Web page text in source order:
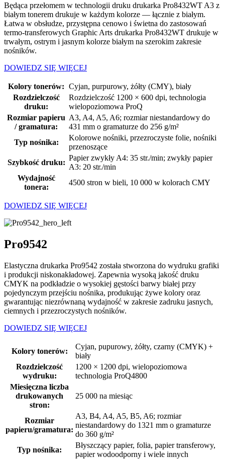
Będąca przełomem w technologii druku drukarka Pro8432WT A3 z
białym tonerem drukuje w każdym kolorze — łącznie z białym.
Łatwa w obsłudze, przystępna cenowo i świetna do zastosowań
termo-transferowych Graphic Arts drukarka Pro8432WT drukuje w
trwałym, ostrym i jasnym kolorze białym na szerokim zakresie
nośników.
DOWIEDZ SIĘ WIĘCEJ
Kolory tonerów: Cyjan, purpurowy, żółty (CMY), biały
Rozdzielczość
druku:
Rozdzielczość 1200 × 600 dpi, technologia
wielopoziomowa ProQ
Rozmiar papieru
/ gramatura:
A3, A4, A5, A6; rozmiar niestandardowy do
431 mm o gramaturze do 256 g/m²
Typ nośnika:
Kolorowe nośniki, przezroczyste folie, nośniki
przenoszące
Szybkość druku:
Papier zwykły A4: 35 str./min; zwykły papier
A3: 20 str./min
Wydajność
tonera:
4500 stron w bieli, 10 000 w kolorach CMY
DOWIEDZ SIĘ WIĘCEJ
Pro9542
Elastyczna drukarka Pro9542 została stworzona do wydruku grafiki
i produkcji niskonakładowej. Zapewnia wysoką jakość druku
CMYK na podkładzie o wysokiej gęstości barwy białej przy
pojedynczym przejściu nośnika, produkując żywe kolory oraz
gwarantując niezrównaną wydajność w zakresie zadruku jasnych,
ciemnych i przezroczystych nośników.
DOWIEDZ SIĘ WIĘCEJ
Kolory tonerów:
Cyjan, pupurowy, żółty, czarny (CMYK) +
biały
Rozdzielczość
wydruku:
1200 × 1200 dpi, wielopoziomowa
technologia ProQ4800
Miesięczna liczba
drukowanych
stron:
25 000 na miesiąc
Rozmiar
papieru/gramatura:
A3, B4, A4, A5, B5, A6; rozmiar
niestandardowy do 1321 mm o gramaturze
do 360 g/m²
Typ nośnika:
Błyszczący papier, folia, papier transferowy,
papier wodoodporny i wiele innych